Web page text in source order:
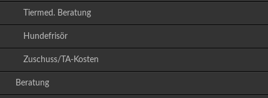
Tiermed. Beratung
Hundefrisör
Zuschuss/TA-Kosten
Beratung